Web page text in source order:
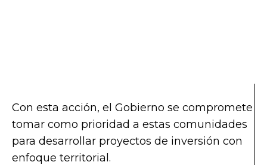
Con esta acción, el Gobierno se compromete
tomar como prioridad a estas comunidades
para desarrollar proyectos de inversión con
enfoque territorial.